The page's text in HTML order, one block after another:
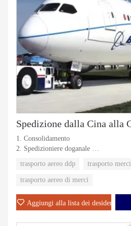
1. Consolidamento
2. Spedizioniere doganale
4. Trasporto marittimo
5. DDP/DDU (porta a porta)
trasporto aereo ddp trasporto merci
trasporto aereo di merci
Aggiungi alla lista dei desideri